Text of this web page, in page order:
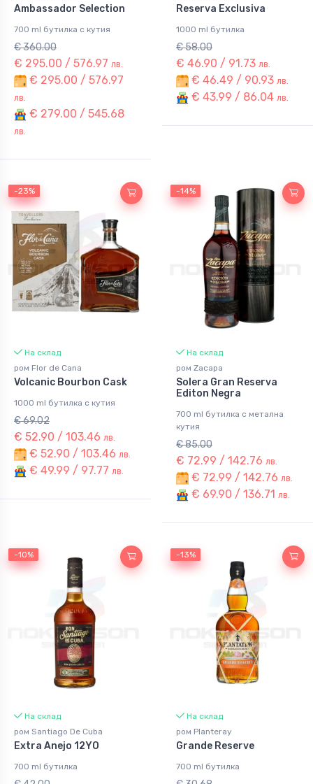
Ambassador Selection
700 ml бутилка с кутия
€ 360.00
€ 295.00 / 576.97 лв.
€ 295.00 / 576.97
лв.
€ 279.00 / 545.68
лв.
Reserva Exclusiva
1000 ml бутилка
€ 58.00
€ 46.90 / 91.73 лв.
€ 46.49 / 90.93 лв.
€ 43.99 / 86.04 лв.
-23%
-23%
На склад
ром Flor de Cana
Volcanic Bourbon Cask
1000 ml бутилка с кутия
€ 69.02
€ 52.90 / 103.46 лв.
€ 52.90 / 103.46 лв.
€ 49.99 / 97.77 лв.
-14%
-14%
На склад
ром Zacapa
Solera Gran Reserva
Editon Negra
700 ml бутилка с метална
кутия
€ 85.00
€ 72.99 / 142.76 лв.
€ 72.99 / 142.76 лв.
€ 69.90 / 136.71 лв.
-10%
-10%
На склад
ром Santiago De Cuba
Extra Anejo 12YO
700 ml бутилка
-13%
-13%
На склад
ром Planteray
Grande Reserve
700 ml бутилка